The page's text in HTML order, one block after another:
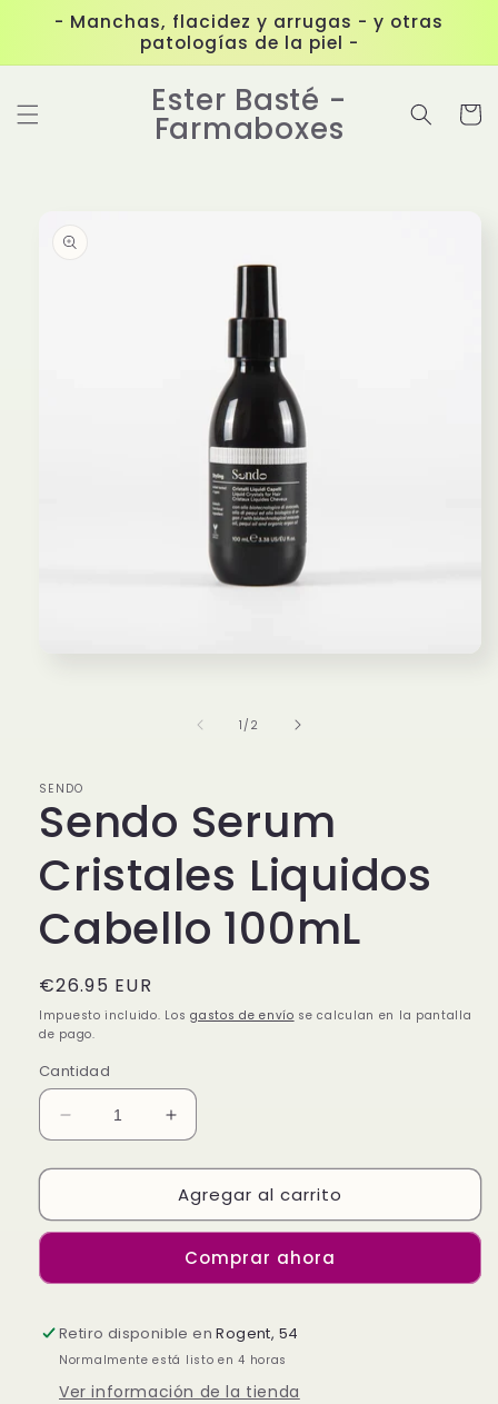
directamente
- Manchas, flacidez y arrugas - y otras
patologías de la piel -
Ester Basté -
Farmaboxes Carrito
información
1 /de
2
SENDO
Sendo Serum
Cristales Liquidos
Cabello 100mL
Precio
habitual
€26.95 EUR
Impuesto incluido. Losgastos de envío se calculan en la pantalla
de pago.
Cantidad
Reducir
cantidad
para
Serum
Cabello
Aumentar
cantidad
para
Sendo
Serum
Liquidos
Cabello
Agregar al carrito
Comprar ahora
Retiro disponible enRogent, 54
Normalmente está listo en 4 horas
Ver información de la tienda